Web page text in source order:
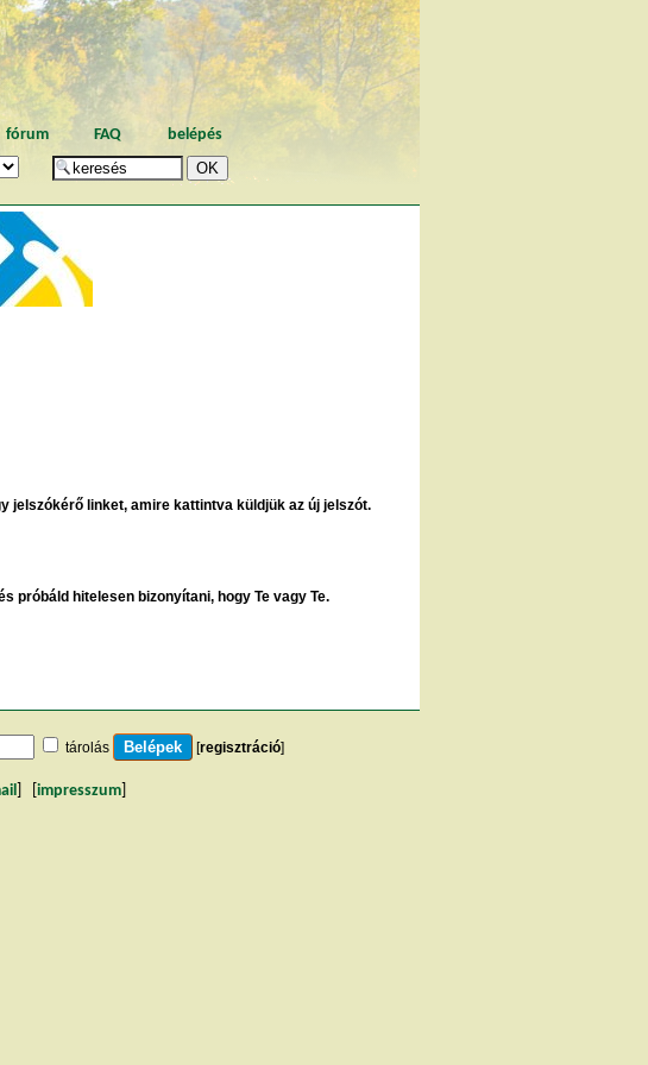
fórum FAQ belépés
jelszókérő linket, amire kattintva küldjük az új jelszót.
próbáld hitelesen bizonyítani, hogy Te vagy Te.
tárolás [regisztráció]
impresszum